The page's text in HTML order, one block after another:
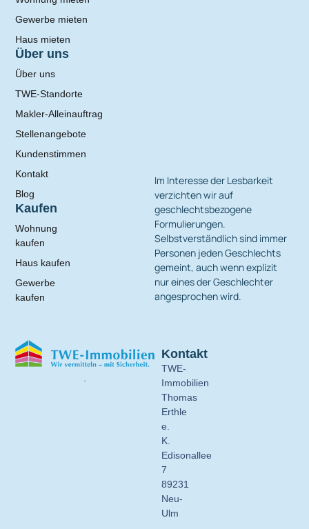
Im Interesse der Lesbarkeit
verzichten wir auf
geschlechtsbezogene
Formulierungen.
Selbstverständlich sind immer
Personen jeden Geschlechts
gemeint, auch wenn explizit
nur eines der Geschlechter
angesprochen wird.
Kontakt
TWE-
Immobilien
Thomas
Erthle
e.
K.
Edisonallee
7
89231
Neu-
Ulm
Gewerbe mieten
Haus mieten
Über uns
Über uns
TWE-Standorte
Makler-Alleinauftrag
Stellenangebote
Kundenstimmen
Kontakt
Blog
Kaufen
Wohnung
kaufen
Haus kaufen
Gewerbe
kaufen